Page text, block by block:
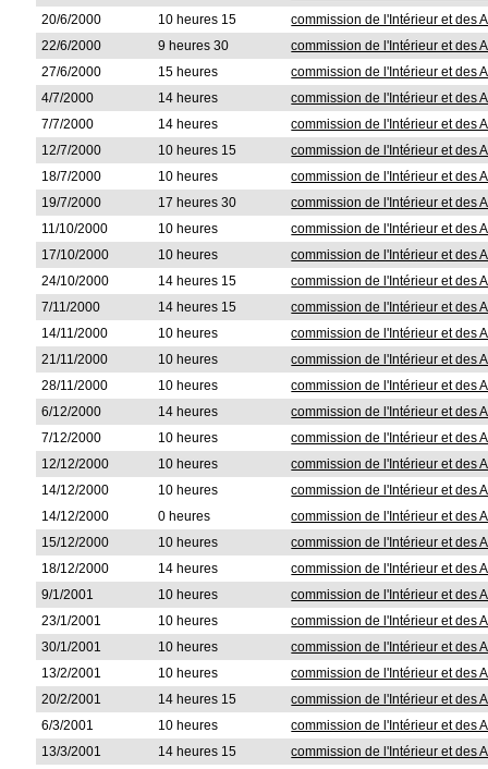
20/6/2000
10 heures 15
commission de l'Intérieur et des
22/6/2000
9 heures 30
commission de l'Intérieur et des
27/6/2000
15 heures
commission de l'Intérieur et des
4/7/2000
14 heures
commission de l'Intérieur et des
7/7/2000
14 heures
commission de l'Intérieur et des
12/7/2000
10 heures 15
commission de l'Intérieur et des
18/7/2000
10 heures
commission de l'Intérieur et des
19/7/2000
17 heures 30
commission de l'Intérieur et des
11/10/2000
10 heures
commission de l'Intérieur et des
17/10/2000
10 heures
commission de l'Intérieur et des
24/10/2000
14 heures 15
commission de l'Intérieur et des
7/11/2000
14 heures 15
commission de l'Intérieur et des
14/11/2000
10 heures
commission de l'Intérieur et des
21/11/2000
10 heures
commission de l'Intérieur et des
28/11/2000
10 heures
commission de l'Intérieur et des
6/12/2000
14 heures
commission de l'Intérieur et des
7/12/2000
10 heures
commission de l'Intérieur et des
12/12/2000
10 heures
commission de l'Intérieur et des
14/12/2000
10 heures
commission de l'Intérieur et des
14/12/2000
0 heures
commission de l'Intérieur et des
15/12/2000
10 heures
commission de l'Intérieur et des
18/12/2000
14 heures
commission de l'Intérieur et des
9/1/2001
10 heures
commission de l'Intérieur et des
23/1/2001
10 heures
commission de l'Intérieur et des
30/1/2001
10 heures
commission de l'Intérieur et des
13/2/2001
10 heures
commission de l'Intérieur et des
20/2/2001
14 heures 15
commission de l'Intérieur et des
6/3/2001
10 heures
commission de l'Intérieur et des
13/3/2001
14 heures 15
commission de l'Intérieur et des